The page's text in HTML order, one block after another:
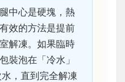
中心是硬塊，熱
效的方法是提前
解凍。如果臨時
裝泡在「冷水」
，直到完全解凍